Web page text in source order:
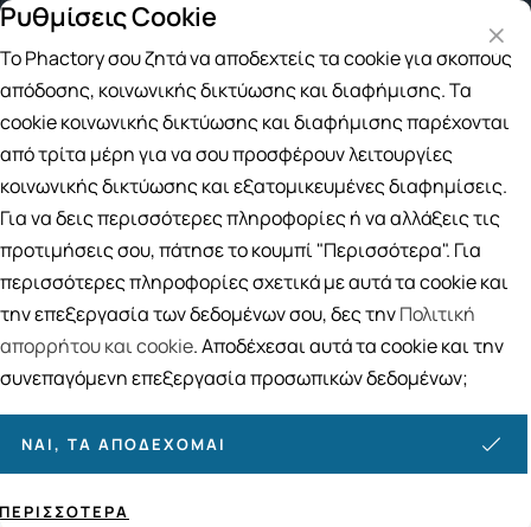
Δωρεάν μεταφορικά για αγορές άνω των 49€
Αναζήτηση
Αρχική / ΔΕΡΜΟΚΑΛΛΥΝΤΙΚΑ / Περιποίηση Προσώπου
Αμπούλες Προσώπου
Αμπούλες Προσώπου
11ΠΡΟΪΟΝΤΑ
Ταξινόμηση Προβολή
Ρυθμίσεις Cookie
Το Phactory σου ζητά να αποδεχτείς τα cookie για σκοπούς
απόδοσης, κοινωνικής δικτύωσης και διαφήμισης. Τα
cookie κοινωνικής δικτύωσης και διαφήμισης παρέχονται
από τρίτα μέρη για να σου προσφέρουν λειτουργίες
κοινωνικής δικτύωσης και εξατομικευμένες διαφημίσεις.
Για να δεις περισσότερες πληροφορίες ή να αλλάξεις τις
προτιμήσεις σου, πάτησε το κουμπί "Περισσότερα". Για
περισσότερες πληροφορίες σχετικά με αυτά τα cookie και
την επεξεργασία των δεδομένων σου, δες τηνΠολιτική
απορρήτου και cookie. Αποδέχεσαι αυτά τα cookie και την
συνεπαγόμενη επεξεργασία προσωπικών δεδομένων;
ΝΑΙ, ΤΑ ΑΠΟΔΈΧΟΜΑΙ
ΠΕΡΙΣΣΌΤΕΡΑ